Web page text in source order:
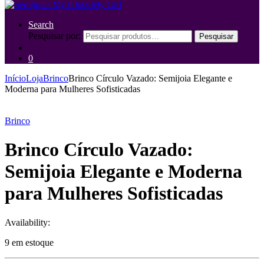
Search
Pesquisar por:
Pesquisar
0
InícioLojaBrincoBrinco Círculo Vazado: Semijoia Elegante e
Moderna para Mulheres Sofisticadas
Brinco
Brinco Círculo Vazado:
Semijoia Elegante e Moderna
para Mulheres Sofisticadas
Availability:
9 em estoque